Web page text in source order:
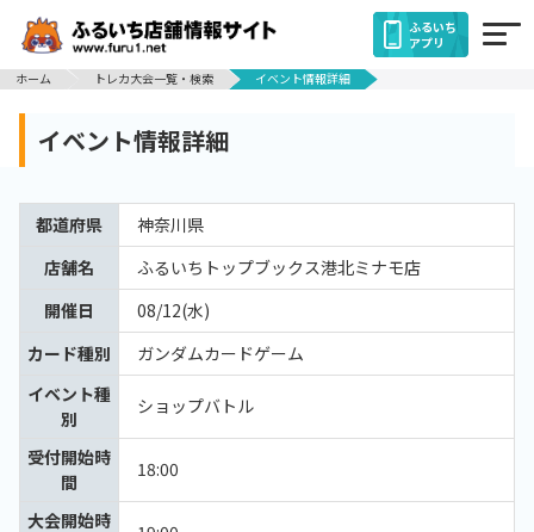
ふるいち
アプリ
ホーム
トレカ大会一覧・検索 イベント情報詳細
イベント情報詳細
都道府県
神奈川県
店舗名
ふるいちトップブックス港北ミナモ店
開催日
08/12(水)
カード種別
ガンダムカードゲーム
イベント種
別
ショップバトル
受付開始時
間
18:00
大会開始時